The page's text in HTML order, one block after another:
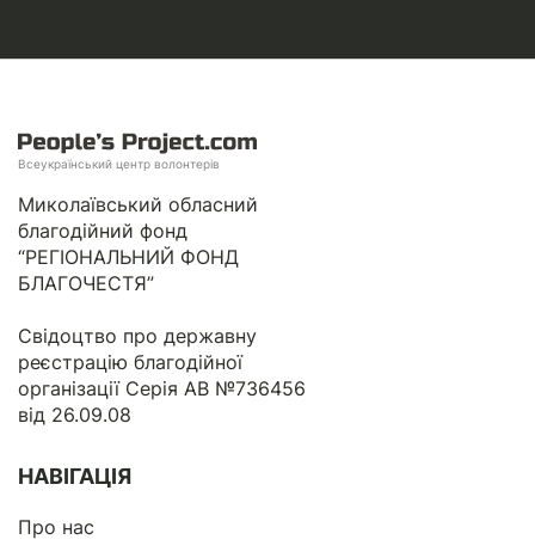
Всеукраїнський центр волонтерів
Миколаївський обласний
благодійний фонд
“РЕГІОНАЛЬНИЙ ФОНД
БЛАГОЧЕСТЯ”
Свідоцтво про державну
реєстрацію благодійної
організації Серія АВ №736456
від 26.09.08
НАВІГАЦІЯ
Про нас